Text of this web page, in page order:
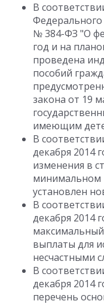
В
Федерального
№ 384-ФЗ "О
год и на
проведена
пособий
закона от 19
имеющим
В
декабря 2014
изменения в
минимальном
установлен
В
декабря 2014
выплаты для
несчастными
В
декабря 2014
перечень